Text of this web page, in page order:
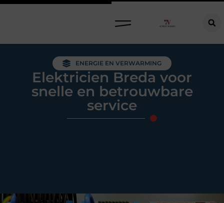
ENERGIE EN VERWARMING
Elektricien Breda voor
snelle en betrouwbare
service